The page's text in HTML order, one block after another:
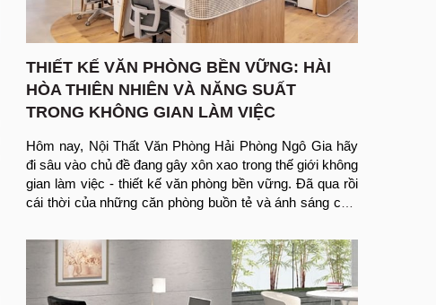
THIẾT KẾ VĂN PHÒNG BỀN VỮNG: HÀI
HÒA THIÊN NHIÊN VÀ NĂNG SUẤT
TRONG KHÔNG GIAN LÀM VIỆC
Hôm nay, Nội Thất Văn Phòng Hải Phòng Ngô Gia hãy
đi sâu vào chủ đề đang gây xôn xao trong thế giới không
gian làm việc - thiết kế văn phòng bền vững. Đã qua rồi
cái thời của những căn phòng buồn tẻ và ánh sáng chói
chúng ta đang bước vào một kỷ nguyên hoàn toàn mới,
nơi thiên nhiên và năng suất kết hợp với nhau để tạo ra
những không gian văn phòng tuyệt vời cho hành tinh và
thậm chí còn tốt hơn cho chúng ta – những người tạo